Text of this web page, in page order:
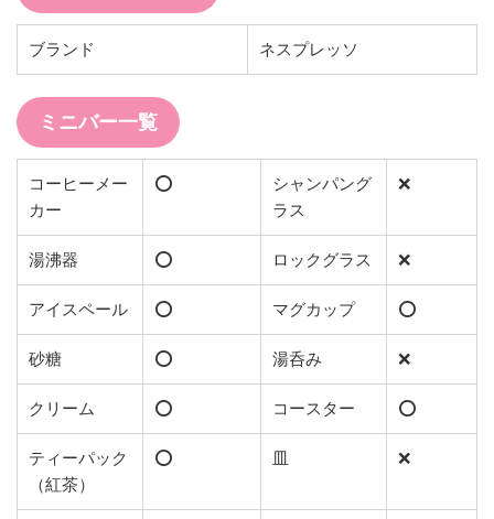
ブランド ネスプレッソ
ミニバー一覧
コーヒーメー
カー
⭕️
シャンパング
ラス
❌
湯沸器 ⭕️ ロックグラス ❌
アイスペール ⭕️ マグカップ ⭕️
砂糖 ⭕️ 湯呑み ❌
クリーム ⭕️ コースター ⭕️
ティーパック
（紅茶）
⭕️ 皿 ❌